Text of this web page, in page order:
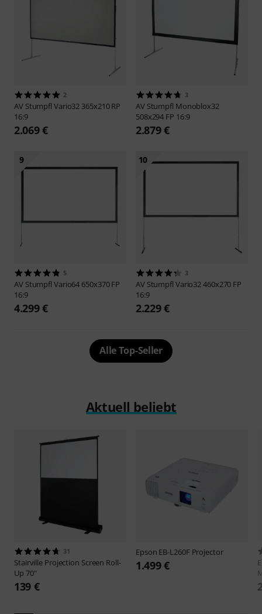
2
AV Stumpfl Vario32 365x210 RP
16:9
2.069 €
3
AV Stumpfl Monoblox32
508x294 FP 16:9
2.879 €
9
5
AV Stumpfl Vario64 650x370 FP
16:9
4.299 €
10
3
AV Stumpfl Vario32 460x270 FP
16:9
2.229 €
Alle Top-Seller
Aktuell beliebt
31
Stairville Projection Screen Roll-
Up 70"
139 €
Epson EB-L260F Projector
1.499 €